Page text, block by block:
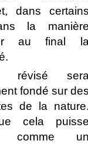
dans
la
au final
révisé
fondé sur
de la
cela
comme